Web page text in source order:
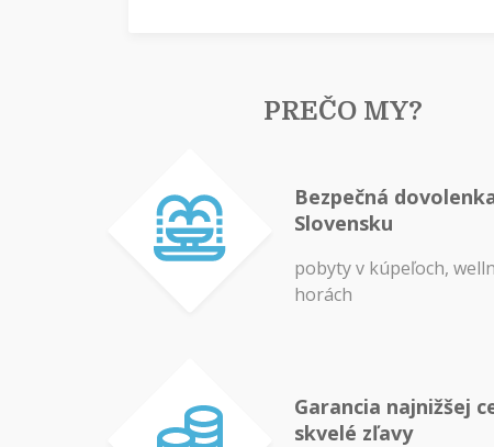
PREČO MY?
Bezpečná
Slovensku
pobyty v kúpeľoch,
horách
Garancia najnižšej
skvelé zľavy